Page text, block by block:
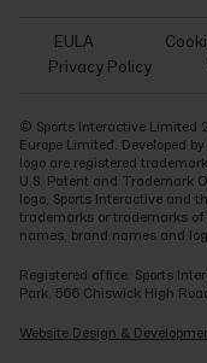
EULA
Privacy Policy
© Sports Interactive Limited
Europe Limited. Developed
logo are registered
U.S. Patent and Trademark
logo, Sports Interactive and
trademarks or trademarks
names, brand names and
Registered office: Sports
Park, 566 Chiswick High
Website Design &